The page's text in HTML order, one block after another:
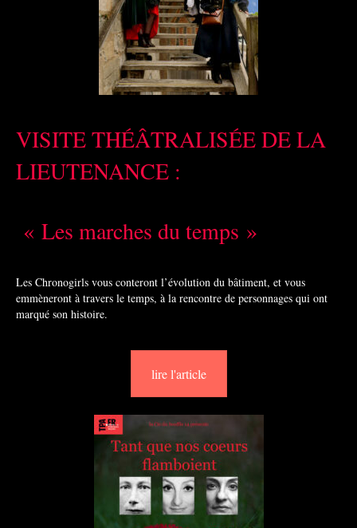
VISITE THÉÂTRALISÉE DE LA
LIEUTENANCE :
« Les marches du temps »
Les Chronogirls vous conteront l’évolution du bâtiment, et vous
emmèneront à travers le temps, à la rencontre de personnages qui ont
marqué son histoire.
lire l'article